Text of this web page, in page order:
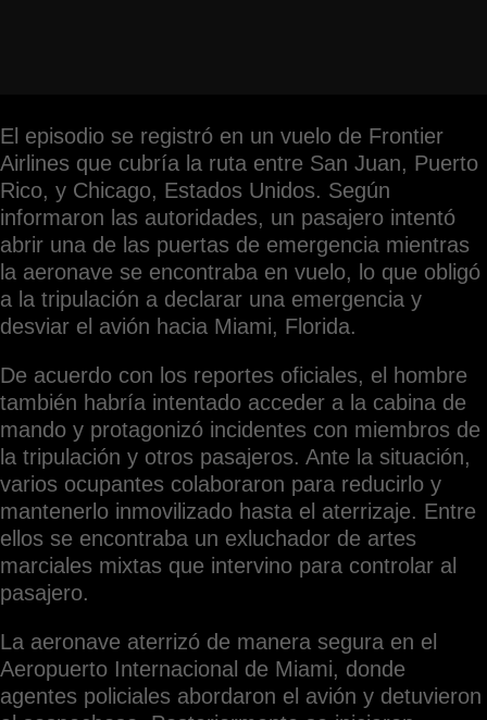
El episodio se registró en un vuelo de Frontier
Airlines que cubría la ruta entre San Juan, Puerto
Rico, y Chicago, Estados Unidos. Según
informaron las autoridades, un pasajero intentó
abrir una de las puertas de emergencia mientras
la aeronave se encontraba en vuelo, lo que obligó
a la tripulación a declarar una emergencia y
desviar el avión hacia Miami, Florida.
De acuerdo con los reportes oficiales, el hombre
también habría intentado acceder a la cabina de
mando y protagonizó incidentes con miembros de
la tripulación y otros pasajeros. Ante la situación,
varios ocupantes colaboraron para reducirlo y
mantenerlo inmovilizado hasta el aterrizaje. Entre
ellos se encontraba un exluchador de artes
marciales mixtas que intervino para controlar al
pasajero.
La aeronave aterrizó de manera segura en el
Aeropuerto Internacional de Miami, donde
agentes policiales abordaron el avión y detuvieron